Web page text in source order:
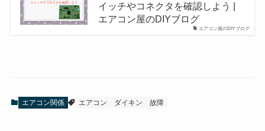
エアコン屋のDIYブログ
イッチやコネクタを確認しよう |
エアコン屋のDIYブログ
エアコン関係 エアコン ダイキン 故障